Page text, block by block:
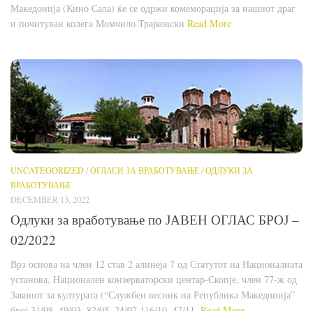
Македонија (Кино Сала) ќе се одржи комеморација за нашиот драг
и почитуван колега Момчило Трајковски Read More
UNCATEGORIZED/ОГЛАСИ ЗА ВРАБОТУВАЊЕ/ОДЛУКИ ЗА
ВРАБОТУВАЊЕ
DECEMBER 13, 2022
Одлуки за вработување по ЈАВЕН ОГЛАС БРОЈ –
02/2022
Врз основа на член 12 став 2 алинеја 7 од Статутот на Националната
установа, Национален конзерваторски центар-Скопје, член 77-ж од
Законот за културата (“Службен весник на Република Македонија”